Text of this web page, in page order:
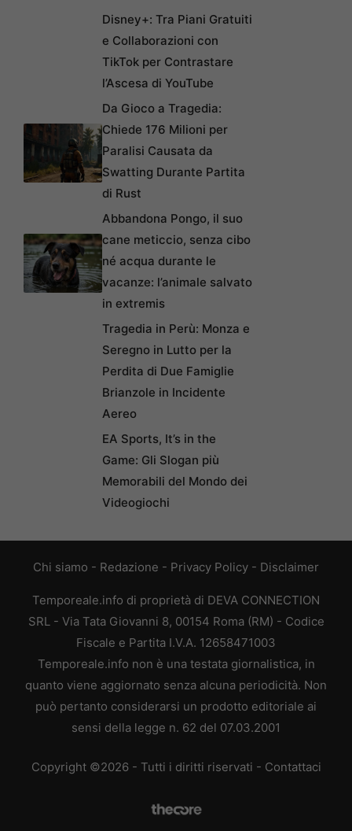
Disney+: Tra Piani Gratuiti
e Collaborazioni con
TikTok per Contrastare
l’Ascesa di YouTube
Da Gioco a Tragedia:
Chiede 176 Milioni per
Paralisi Causata da
Swatting Durante Partita
di Rust
Abbandona Pongo, il suo
cane meticcio, senza cibo
né acqua durante le
vacanze: l’animale salvato
in extremis
Tragedia in Perù: Monza e
Seregno in Lutto per la
Perdita di Due Famiglie
Brianzole in Incidente
Aereo
EA Sports, It’s in the
Game: Gli Slogan più
Memorabili del Mondo dei
Videogiochi
Chi siamo - Redazione - Privacy Policy - Disclaimer
Temporeale.info di proprietà di DEVA CONNECTION
SRL - Via Tata Giovanni 8, 00154 Roma (RM) - Codice
Fiscale e Partita I.V.A. 12658471003
Temporeale.info non è una testata giornalistica, in
quanto viene aggiornato senza alcuna periodicità. Non
può pertanto considerarsi un prodotto editoriale ai
sensi della legge n. 62 del 07.03.2001
Copyright ©2026 - Tutti i diritti riservati - Contattaci